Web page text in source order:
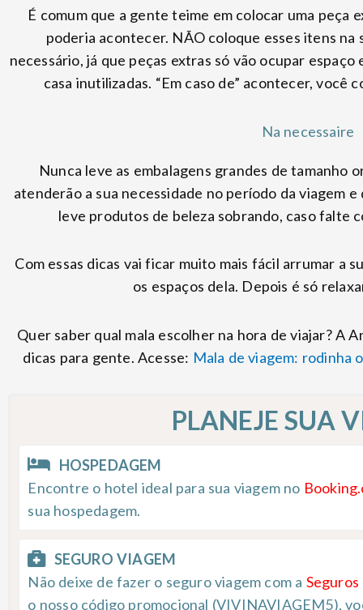
É comum que a gente teime em colocar uma peça
poderia acontecer. NÃO coloque esses itens na
necessário, já que peças extras só vão ocupar
casa inutilizadas. “Em caso de” acontecer, você
Na necessaire
Nunca leve as embalagens grandes de tamanho
atenderão a sua necessidade no período da viagem
leve produtos de beleza sobrando, caso falte
Com essas dicas vai ficar muito mais fácil arrumar a
os espaços dela. Depois é só
Quer saber qual mala escolher na hora de viajar? A
dicas para gente. Acesse: Mala de viagem: rodinha
PLANEJE SUA
HOSPEDAGEM
Encontre o hotel ideal para sua viagem no
sua hospedagem.
SEGURO VIAGEM
Não deixe de fazer o seguro viagem com a
o nosso código promocional (VIVINAVIAGEM5),